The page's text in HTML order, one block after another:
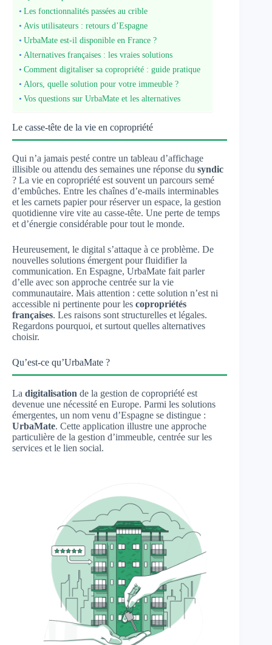
Les fonctionnalités passées au crible
Avis utilisateurs : retours d’Espagne
UrbaMate est-il disponible en France ?
Alternatives françaises : les vraies solutions
Comment digitaliser sa copropriété : guide pratique
Alors, quelle solution pour votre immeuble ?
Vos questions sur UrbaMate et les alternatives
Le casse-tête de la vie en copropriété
Qui n’a jamais pesté contre un tableau d’affichage
illisible ou attendu des semaines une réponse du syndic
? La vie en copropriété est souvent un parcours semé
d’embûches. Entre les chaînes d’e-mails interminables
et les carnets papier pour réserver un espace, la gestion
quotidienne vire vite au casse-tête. Une perte de temps
et d’énergie considérable pour tout le monde.
Heureusement, le digital s’attaque à ce problème. De
nouvelles solutions émergent pour fluidifier la
communication. En Espagne, UrbaMate fait parler
d’elle avec son approche centrée sur la vie
communautaire. Mais attention : cette solution n’est ni
accessible ni pertinente pour les copropriétés
françaises. Les raisons sont structurelles et légales.
Regardons pourquoi, et surtout quelles alternatives
choisir.
Qu’est-ce qu’UrbaMate ?
La digitalisation de la gestion de copropriété est
devenue une nécessité en Europe. Parmi les solutions
émergentes, un nom venu d’Espagne se distingue :
UrbaMate. Cette application illustre une approche
particulière de la gestion d’immeuble, centrée sur les
services et le lien social.